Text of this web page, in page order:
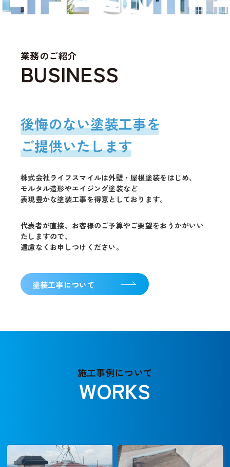
業務のご紹介
後悔のない塗装工事を
ご提供いたします
株式会社ライフスマイルは外壁・屋根塗装をはじめ、
モルタル造形やエイジング塗装など
表現豊かな塗装工事を得意としております。
代表者が直接、お客様のご予算やご要望をおうかがいい
たしますので、
遠慮なくお申しつけください。
塗装工事について
施工事例について